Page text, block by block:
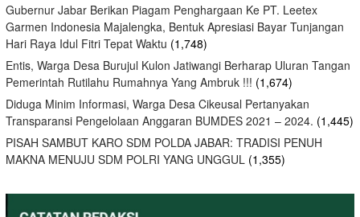
Gubernur Jabar Berikan Piagam Penghargaan Ke PT. Leetex
Garmen Indonesia Majalengka, Bentuk Apresiasi Bayar Tunjangan
Hari Raya Idul Fitri Tepat Waktu (1,748)
Entis, Warga Desa Burujul Kulon Jatiwangi Berharap Uluran Tangan
Pemerintah Rutilahu Rumahnya Yang Ambruk !!! (1,674)
Diduga Minim Informasi, Warga Desa Cikeusal Pertanyakan
Transparansi Pengelolaan Anggaran BUMDES 2021 – 2024. (1,445)
PISAH SAMBUT KARO SDM POLDA JABAR: TRADISI PENUH
MAKNA MENUJU SDM POLRI YANG UNGGUL (1,355)